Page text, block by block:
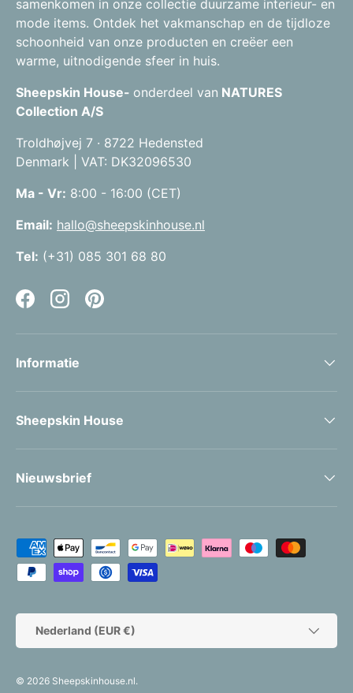
samenkomen in onze collectie duurzame interieur- en
mode items. Ontdek het vakmanschap en de tijdloze
schoonheid van onze producten en creëer een
warme, uitnodigende sfeer in huis.
Sheepskin House- onderdeel van NATURES
Collection A/S
Troldhøjvej 7 · 8722 Hedensted
Denmark | VAT: DK32096530
Ma - Vr: 8:00 - 16:00 (CET)
Email: hallo@sheepskinhouse.nl
Tel: (+31) 085 301 68 80
FacebookInstagramPinterest
Informatie
Sheepskin House
Nieuwsbrief
Geaccepteerde betaalmethoden
Nederland (EUR €)
© 2026 Sheepskinhouse.nl.